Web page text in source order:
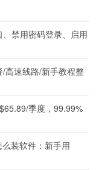
禁用密码登录、启用
高速线路/新手教程整
季度，99.99%
装软件：新手用